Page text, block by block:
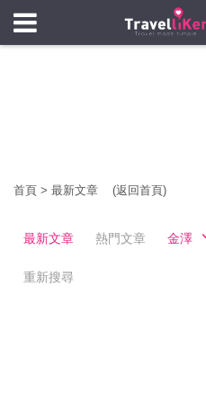
首頁 > 最新文章 (返回首頁)
最新文章 熱門文章 金澤
重新搜尋